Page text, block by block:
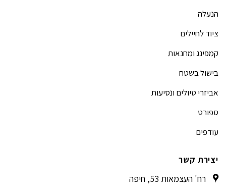
הנעלה
ציוד לחיילים
קמפינג ומחנאות
בישול בשטח
אביזרי טיולים ונסיעות
ספורט
עודפים
יצירת קשר
רח' העצמאות 53, חיפה